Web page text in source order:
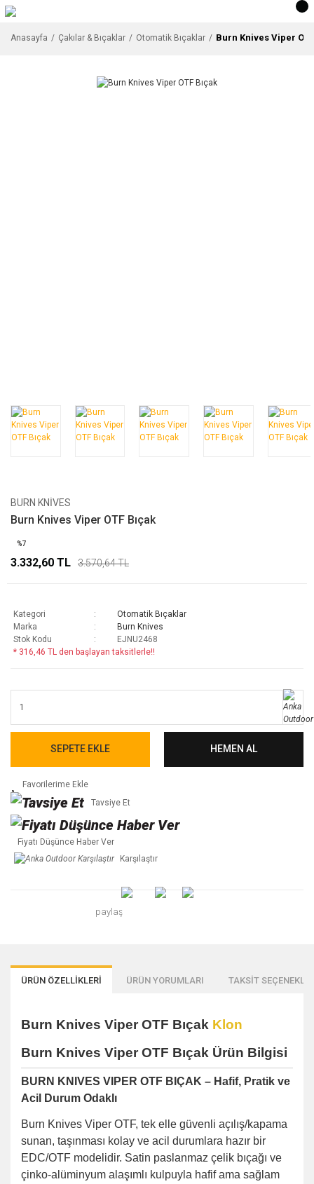
Anasayfa Çakılar & Bıçaklar Otomatik Bıçaklar Burn Knives Viper
BURN KNIVES
Burn Knives Viper OTF Bıçak
%7
3.332,60 TL 3.570,64 TL
Kategori
Otomatik Bıçaklar
Marka
Burn Knives
Stok Kodu
EJNU2468
* 316,46 TL den başlayan taksitlerle!!
SEPETE EKLE HEMEN AL
Tavsiye Et
Fiyatı Düşünce Haber Ver
Karşılaştır
paylaş
ÜRÜN ÖZELLİKLERİ ÜRÜN YORUMLARI TAKSİT
Burn Knives Viper OTF Bıçak Klon
Burn Knives Viper OTF Bıçak Ürün Bilgisi
BURN KNIVES VIPER OTF BIÇAK – Hafif, Pratik ve
Acil Durum Odaklı
Burn Knives Viper OTF, tek elle güvenli açılış/kapama
sunan, taşınması kolay ve acil durumlara hazır bir
EDC/OTF modelidir. Satin paslanmaz çelik bıçağı ve
çinko-alüminyum alaşımlı kulpuyla hafif ama sağlam